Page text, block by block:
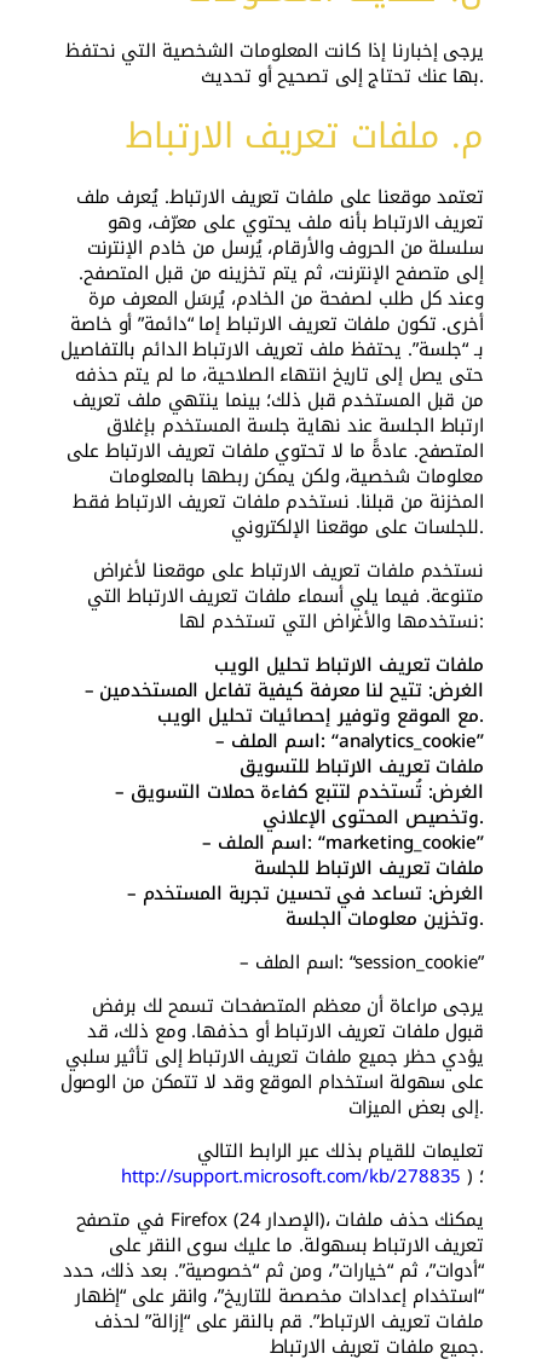
يرجى إخبارنا إذا كانت المعلومات الشخصية التي نحتفظ
بها عنك تحتاج إلى تصحيح أو تحديث.
م. ملفات تعريف الارتباط
تعتمد موقعنا على ملفات تعريف الارتباط. يُعرف ملف
تعريف الارتباط بأنه ملف يحتوي على معرّف، وهو
سلسلة من الحروف والأرقام، يُرسل من خادم الإنترنت
إلى متصفح الإنترنت، ثم يتم تخزينه من قبل المتصفح.
وعند كل طلب لصفحة من الخادم، يُرسَل المعرف مرة
أخرى. تكون ملفات تعريف الارتباط إما “دائمة” أو خاصة
بـ “جلسة”. يحتفظ ملف تعريف الارتباط الدائم بالتفاصيل
حتى يصل إلى تاريخ انتهاء الصلاحية، ما لم يتم حذفه
من قبل المستخدم قبل ذلك؛ بينما ينتهي ملف تعريف
ارتباط الجلسة عند نهاية جلسة المستخدم بإغلاق
المتصفح. عادةً ما لا تحتوي ملفات تعريف الارتباط على
معلومات شخصية، ولكن يمكن ربطها بالمعلومات
المخزنة من قبلنا. نستخدم ملفات تعريف الارتباط فقط
للجلسات على موقعنا الإلكتروني.
نستخدم ملفات تعريف الارتباط على موقعنا لأغراض
متنوعة. فيما يلي أسماء ملفات تعريف الارتباط التي
نستخدمها والأغراض التي تستخدم لها:
ملفات تعريف الارتباط تحليل الويب
– الغرض: تتيح لنا معرفة كيفية تفاعل المستخدمين
مع الموقع وتوفير إحصائيات تحليل الويب.
– اسم الملف: “analytics_cookie”
ملفات تعريف الارتباط للتسويق
– الغرض: تُستخدم لتتبع كفاءة حملات التسويق
وتخصيص المحتوى الإعلاني.
– اسم الملف: “marketing_cookie”
ملفات تعريف الارتباط للجلسة
– الغرض: تساعد في تحسين تجربة المستخدم
وتخزين معلومات الجلسة.
– اسم الملف: “session_cookie”
يرجى مراعاة أن معظم المتصفحات تسمح لك برفض
قبول ملفات تعريف الارتباط أو حذفها. ومع ذلك، قد
يؤدي حظر جميع ملفات تعريف الارتباط إلى تأثير سلبي
على سهولة استخدام الموقع وقد لا تتمكن من الوصول
إلى بعض الميزات.
تعليمات للقيام بذلك عبر الرابط التالي
http://support.microsoft.com/kb/278835
) ؛
في متصفح Firefox (الإصدار 24)، يمكنك حذف ملفات
تعريف الارتباط بسهولة. ما عليك سوى النقر على
“أدوات”، ثم “خيارات”، ومن ثم “خصوصية”. بعد ذلك، حدد
“استخدام إعدادات مخصصة للتاريخ”، وانقر على “إظهار
ملفات تعريف الارتباط”. قم بالنقر على “إزالة” لحذف
جميع ملفات تعريف الارتباط.